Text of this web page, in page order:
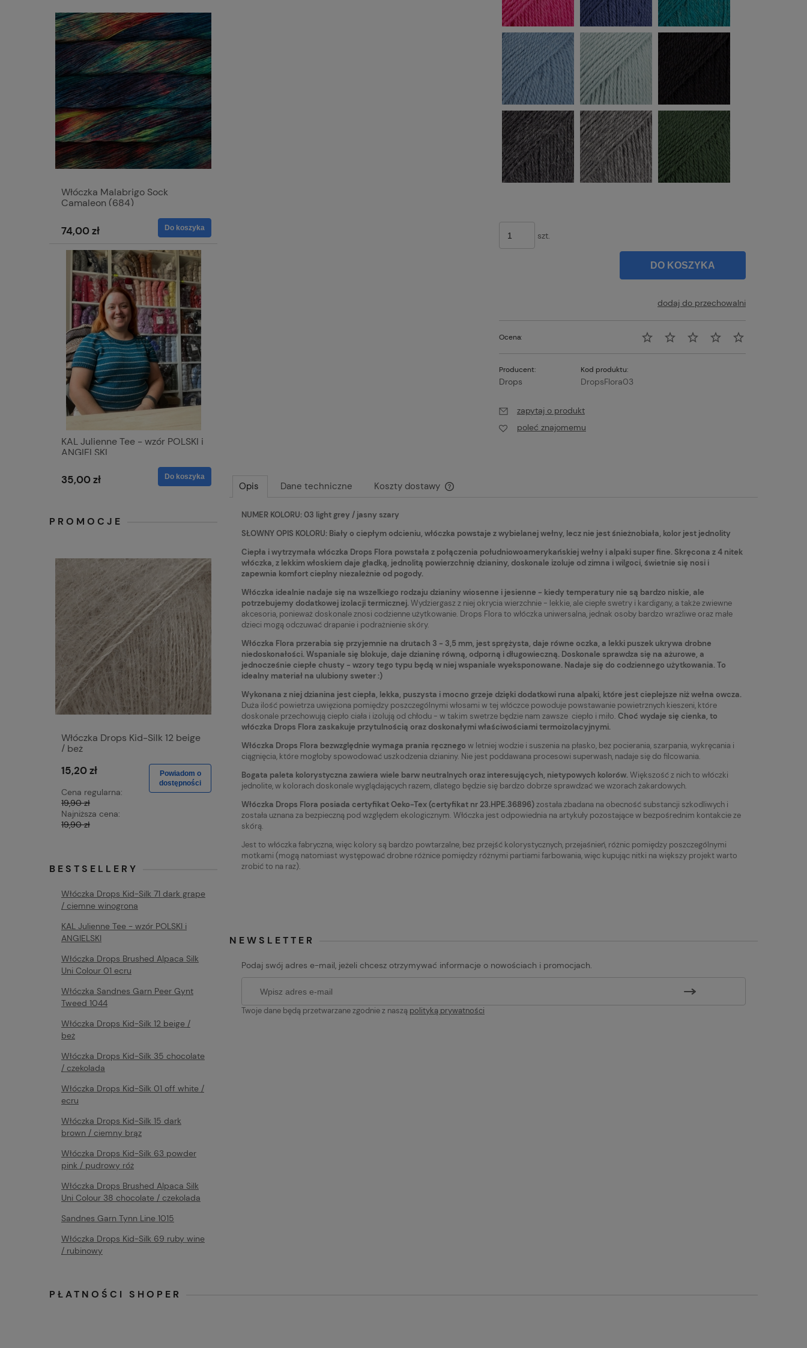
Włóczka Malabrigo Sock
Camaleon (684)
74,00 zł Do koszyka
KAL Julienne Tee - wzór POLSKI i
ANGIELSKI
35,00 zł Do koszyka
PROMOCJE
Włóczka Drops Kid-Silk 12 beige
/ beż
15,20 zł
Cena regularna:
19,90 zł
Najniższa cena:
19,90 zł
Powiadom o
dostępności
blue / dżins
15,20 zł
Cena regularna:
19,90 zł
Najniższa cena:
19,90 zł
Do koszyka
olive / ciemna oliwka
15,20 zł
Cena regularna:
19,90 zł
Najniższa cena:
Do koszyka
strawberry ice cream / lody
truskawkowe
15,20 zł
Cena regularna:
19,90 zł
Najniższa cena:
Do koszyka
Najniższa cena:
BESTSELLERY
Włóczka Drops Kid-Silk 71 dark grape
/ ciemne winogrona
KAL Julienne Tee - wzór POLSKI i
ANGIELSKI
Włóczka Drops Brushed Alpaca Silk
Uni Colour 01 ecru
Włóczka Sandnes Garn Peer Gynt
Tweed 1044
Włóczka Drops Kid-Silk 12 beige /
beż
Włóczka Drops Kid-Silk 35 chocolate
/ czekolada
Włóczka Drops Kid-Silk 01 off white /
ecru
Włóczka Drops Kid-Silk 15 dark
brown / ciemny brąz
Włóczka Drops Kid-Silk 63 powder
pink / pudrowy róż
Włóczka Drops Brushed Alpaca Silk
Uni Colour 38 chocolate / czekolada
Sandnes Garn Tynn Line 1015
Włóczka Drops Kid-Silk 69 ruby wine
/ rubinowy
szt.
DO KOSZYKA
dodaj do przechowalni
Ocena:
Producent:
Drops
Kod produktu:
DropsFlora03
zapytaj o produkt
poleć znajomemu
Opis Dane techniczne Koszty dostawy
płatności
NUMER KOLORU: 03 light grey / jasny szary
SŁOWNY OPIS KOLORU: Biały o ciepłym odcieniu, włóczka powstaje z wybielanej wełny, lecz nie jest śnieżnobiała, kolor jest jednolity
Ciepła i wytrzymała włóczka Drops Flora powstała z połączenia południowoamerykańskiej wełny i alpaki super fine. Skręcona z 4 nitek
włóczka, z lekkim włoskiem daje gładką, jednolitą powierzchnię dzianiny, doskonale izoluje od zimna i wilgoci, świetnie się nosi i
zapewnia komfort cieplny niezależnie od pogody.
Włóczka idealnie nadaje się na wszelkiego rodzaju dzianiny wiosenne i jesienne - kiedy temperatury nie są bardzo niskie, ale
potrzebujemy dodatkowej izolacji termicznej.Wydziergasz z niej okrycia wierzchnie - lekkie, ale ciepłe swetry i kardigany, a także zwiewne
akcesoria, ponieważ doskonale znosi codzienne użytkowanie. Drops Flora to włóczka uniwersalna, jednak osoby bardzo wrażliwe oraz małe
dzieci mogą odczuwać drapanie i podrażnienie skóry.
Włóczka Flora przerabia się przyjemnie na drutach 3 - 3,5 mm, jest sprężysta, daje równe oczka, a lekki puszek ukrywa drobne
niedoskonałości. Wspaniale się blokuje, daje dzianinę równą, odporną i długowieczną. Doskonale sprawdza się na ażurowe, a
jednocześnie ciepłe chusty - wzory tego typu będą w niej wspaniale wyeksponowane. Nadaje się do codziennego użytkowania. To
idealny materiał na ulubiony sweter :)
Wykonana z niej dzianina jest ciepła, lekka, puszysta i mocno grzeje dzięki dodatkowi runa alpaki, które jest cieplejsze niż wełna owcza.
Duża ilość powietrza uwięziona pomiędzy poszczególnymi włosami w tej włóczce powoduje powstawanie powietrznych kieszeni, które
doskonale przechowują ciepło ciała i izolują od chłodu - w takim swetrze będzie nam zawsze ciepło i miło. Choć wydaje się cienka, to
włóczka Drops Flora zaskakuje przytulnością oraz doskonałymi właściwościami termoizolacyjnymi.
Włóczka Drops Flora bezwzględnie wymaga prania ręcznego w letniej wodzie i suszenia na płasko, bez pocierania, szarpania, wykręcania i
ciągnięcia, które mogłoby spowodować uszkodzenia dzianiny. Nie jest poddawana procesowi superwash, nadaje się do filcowania.
Bogata paleta kolorystyczna zawiera wiele barw neutralnych oraz interesujących, nietypowych kolorów.Większość z nich to włóczki
jednolite, w kolorach doskonale wyglądających razem, dlatego będzie się bardzo dobrze sprawdzać we wzorach żakardowych.
Włóczka Drops Flora posiada certyfikat Oeko-Tex (certyfikat nr 23.HPE.36896)została zbadana na obecność substancji szkodliwych i
została uznana za bezpieczną pod względem ekologicznym. Włóczka jest odpowiednia na artykuły pozostające w bezpośrednim kontakcie ze
skórą.
Jest to włóczka fabryczna, więc kolory są bardzo powtarzalne, bez przejść kolorystycznych, przejaśnień, różnic pomiędzy poszczególnymi
motkami (mogą natomiast występować drobne różnice pomiędzy różnymi partiami farbowania, więc kupując nitki na większy projekt warto
zrobić to na raz).
NEWSLETTER
Podaj swój adres e-mail, jeżeli chcesz otrzymywać informacje o nowościach i promocjach.
Twoje dane będą przetwarzane zgodnie z naszą polityką prywatności
PŁATNOŚCI SHOPER